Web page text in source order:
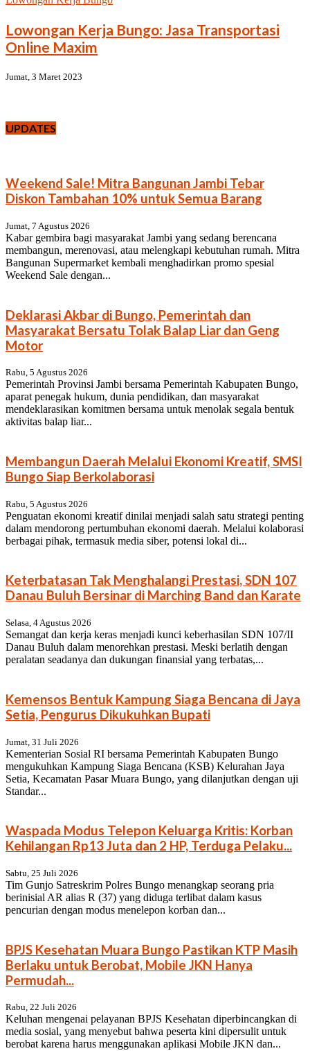
Lowongan Kerja Bungo: Jasa Transportasi
Online Maxim
Jumat, 3 Maret 2023
UPDATES
Weekend Sale! Mitra Bangunan Jambi Tebar
Diskon Tambahan 10% untuk Semua Barang
Jumat, 7 Agustus 2026
Kabar gembira bagi masyarakat Jambi yang sedang berencana
membangun, merenovasi, atau melengkapi kebutuhan rumah. Mitra
Bangunan Supermarket kembali menghadirkan promo spesial
Weekend Sale dengan...
Deklarasi Akbar di Bungo, Pemerintah dan
Masyarakat Bersatu Tolak Balap Liar dan Geng
Motor
Rabu, 5 Agustus 2026
Pemerintah Provinsi Jambi bersama Pemerintah Kabupaten Bungo,
aparat penegak hukum, dunia pendidikan, dan masyarakat
mendeklarasikan komitmen bersama untuk menolak segala bentuk
aktivitas balap liar...
Membangun Daerah Melalui Ekonomi Kreatif, SMSI
Bungo Siap Berkolaborasi
Rabu, 5 Agustus 2026
Penguatan ekonomi kreatif dinilai menjadi salah satu strategi penting
dalam mendorong pertumbuhan ekonomi daerah. Melalui kolaborasi
berbagai pihak, termasuk media siber, potensi lokal di...
Keterbatasan Tak Menghalangi Prestasi, SDN 107
Danau Buluh Bersinar di Marching Band dan Karate
Selasa, 4 Agustus 2026
Semangat dan kerja keras menjadi kunci keberhasilan SDN 107/II
Danau Buluh dalam menorehkan prestasi. Meski berlatih dengan
peralatan seadanya dan dukungan finansial yang terbatas,...
Kemensos Bentuk Kampung Siaga Bencana di Jaya
Setia, Pengurus Dikukuhkan Bupati
Jumat, 31 Juli 2026
Kementerian Sosial RI bersama Pemerintah Kabupaten Bungo
mengukuhkan Kampung Siaga Bencana (KSB) Kelurahan Jaya
Setia, Kecamatan Pasar Muara Bungo, yang dilanjutkan dengan uji
Standar...
Waspada Modus Telepon Keluarga Kritis: Korban
Kehilangan Rp13 Juta dan 2 HP, Terduga Pelaku...
Sabtu, 25 Juli 2026
Tim Gunjo Satreskrim Polres Bungo menangkap seorang pria
berinisial AR alias R (37) yang diduga terlibat dalam kasus
pencurian dengan modus menelepon korban dan...
BPJS Kesehatan Muara Bungo Pastikan KTP Masih
Berlaku untuk Berobat, Mobile JKN Hanya
Permudah...
Rabu, 22 Juli 2026
Keluhan mengenai pelayanan BPJS Kesehatan diperbincangkan di
media sosial, yang menyebut bahwa peserta kini dipersulit untuk
berobat karena harus menggunakan aplikasi Mobile JKN dan...